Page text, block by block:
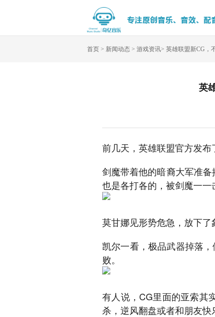
首页 > 新闻动态 > 游戏资讯> 英雄联盟新CG，
英
前几天，英雄联盟官方发布
剑魔带着他的暗裔大军准
也是各打各的，被剑魔一一
莫甘娜见形势危急，放下了
凯尔一看，极品武器掉落
败。
有人说，CG里面的亚索其
杀，逆风翻盘或者和朋友